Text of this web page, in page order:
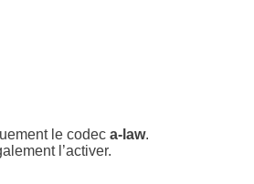
le codec a-law.
l’activer.